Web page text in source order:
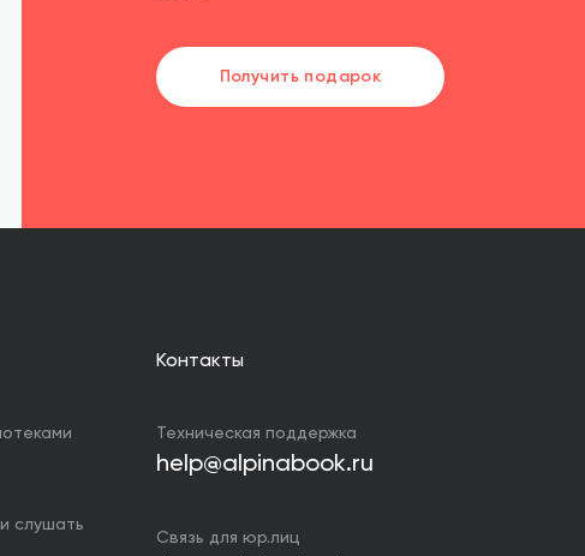
Получить подарок
слушать
Контакты
Техническая поддержка
help@alpinabook.ru
Связь для юр.лиц